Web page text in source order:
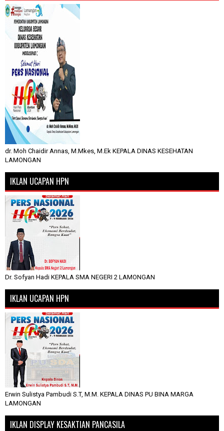
dr. Moh Chaidir Annas, M.Mkes, M.Ek KEPALA DINAS KESEHATAN
LAMONGAN
IKLAN UCAPAN HPN
Dr. Sofyan Hadi KEPALA SMA NEGERI 2 LAMONGAN
IKLAN UCAPAN HPN
Erwin Sulistya Pambudi S.T, M.M. KEPALA DINAS PU BINA MARGA
LAMONGAN
IKLAN DISPLAY KESAKTIAN PANCASILA